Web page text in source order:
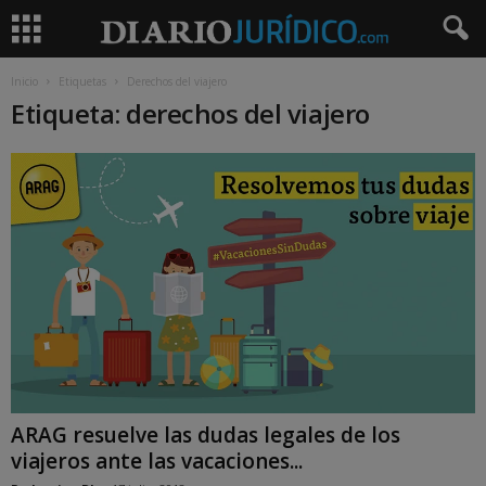
Inicio Etiquetas Derechos del viajero
Etiqueta: derechos del viajero
ARAG resuelve las dudas legales de los
viajeros ante las vacaciones...